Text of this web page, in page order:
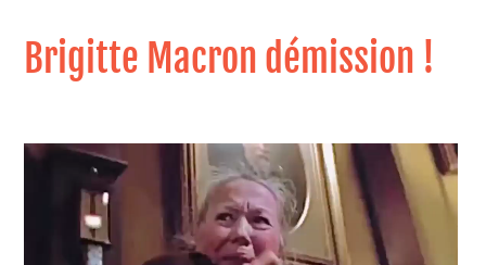
Brigitte Macron démission !